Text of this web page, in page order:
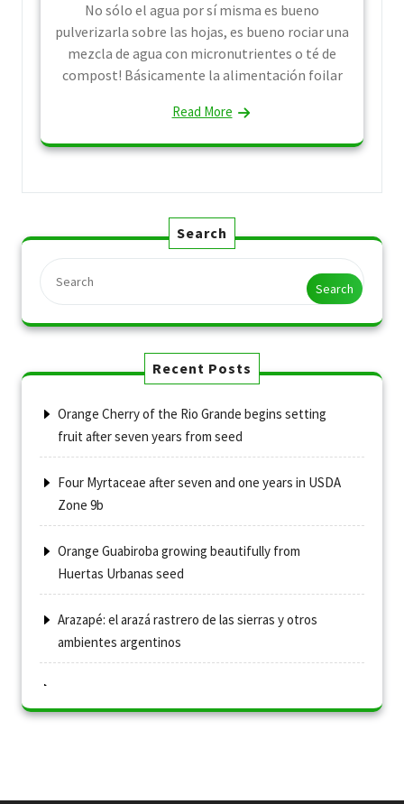
No sólo el agua por sí misma es bueno
pulverizarla sobre las hojas, es bueno rociar una
mezcla de agua con micronutrientes o té de
compost! Básicamente la alimentación foilar
Read More
Search
Search
Recent Posts
Orange Cherry of the Rio Grande begins setting
fruit after seven years from seed
Four Myrtaceae after seven and one years in USDA
Zone 9b
Orange Guabiroba growing beautifully from
Huertas Urbanas seed
Arazapé: el arazá rastrero de las sierras y otros
ambientes argentinos